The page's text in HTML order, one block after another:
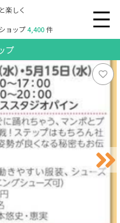
楽しく
ョップ4,400件
プ